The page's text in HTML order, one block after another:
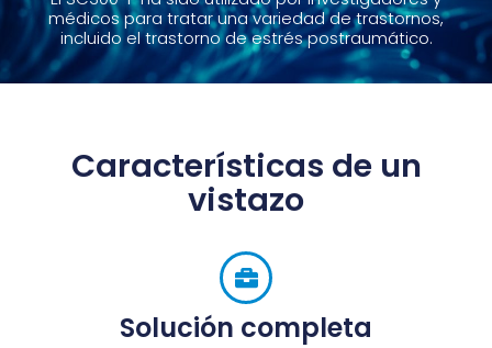
médicos para tratar una variedad de trastornos,
incluido el trastorno de estrés postraumático.
Características de un
vistazo
Solución completa